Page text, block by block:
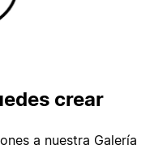
crear
a nuestra Galería